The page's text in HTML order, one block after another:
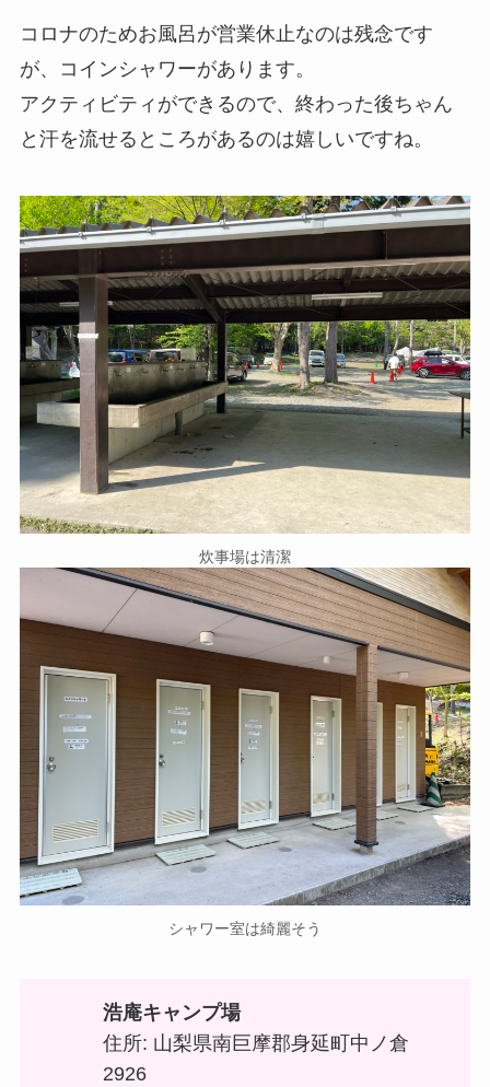
コロナのためお風呂が営業休止なのは残念です
が、コインシャワーがあります。
アクティビティができるので、終わった後ちゃん
と汗を流せるところがあるのは嬉しいですね。
炊事場は清潔
シャワー室は綺麗そう
浩庵キャンプ場
住所: 山梨県南巨摩郡身延町中ノ倉
2926